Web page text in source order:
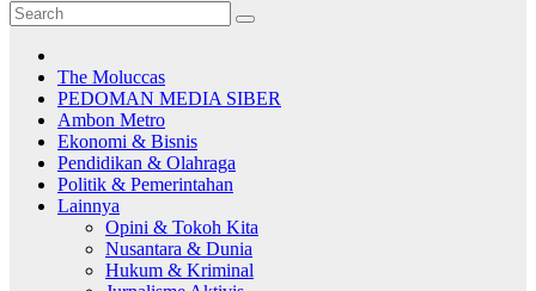
The Moluccas
PEDOMAN MEDIA SIBER
Ambon Metro
Ekonomi & Bisnis
Pendidikan & Olahraga
Politik & Pemerintahan
Lainnya
Opini & Tokoh Kita
Nusantara & Dunia
Hukum & Kriminal